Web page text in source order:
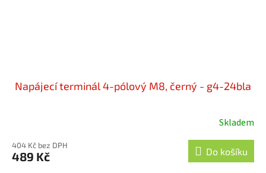
Napájecí terminál 4-pólový M8, černý - g4-24bla
Skladem
404 Kč bez DPH
489 Kč Do košíku